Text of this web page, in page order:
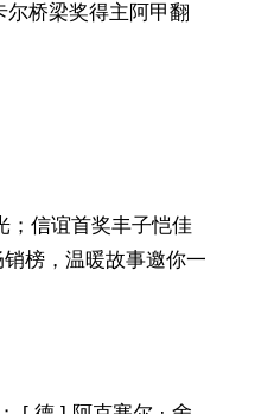
尔桥梁奖得主阿甲翻
；信谊首奖丰子恺佳
榜，温暖故事邀你一